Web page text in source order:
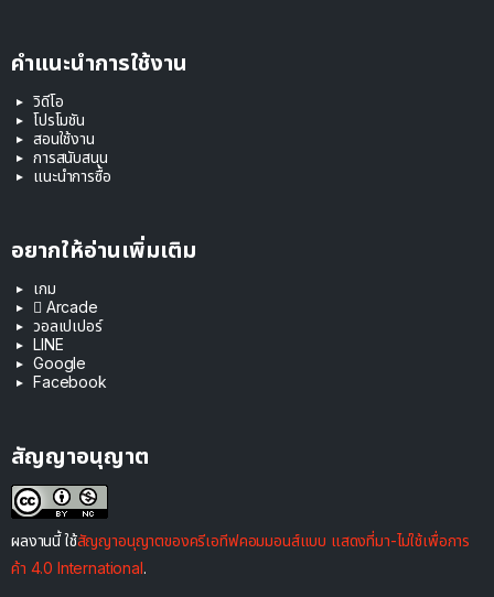
คำแนะนำการใช้งาน
วิดีโอ
โปรโมชัน
สอนใช้งาน
การสนับสนุน
แนะนำการซื้อ
อยากให้อ่านเพิ่มเติม
เกม
 Arcade
วอลเปเปอร์
LINE
Google
Facebook
สัญญาอนุญาต
ผลงานนี้ ใช้สัญญาอนุญาตของครีเอทีฟคอมมอนส์แบบ แสดงที่มา-ไม่ใช้เพื่อการ
ค้า 4.0 International .